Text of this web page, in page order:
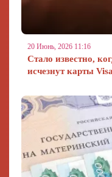
20 Июнь, 2026 11:16
Стало известно,
исчезнут карты